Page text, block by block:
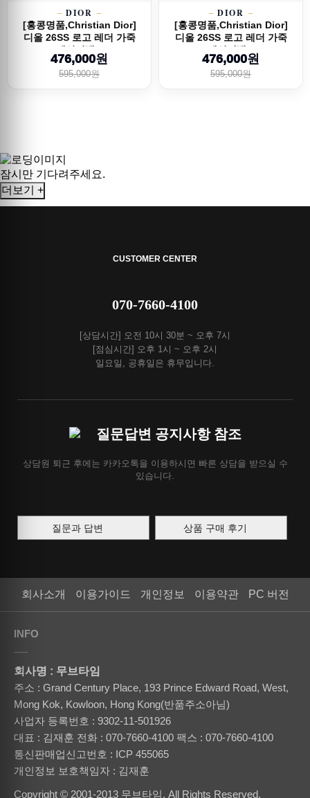
DIOR
[홍콩명품,Christian Dior]
디올 26SS 로고 레더 가죽
메신저백...
476,000원
595,000원
DIOR
[홍콩명품,Christian Dior]
디올 26SS 로고 레더 가죽
메신저백...
476,000원
595,000원
잠시만 기다려주세요.
더보기 +
CUSTOMER CENTER
070-7660-4100
[상담시간] 오전 10시 30분 ~ 오후 7시
[점심시간] 오후 1시 ~ 오후 2시
일요일, 공휴일은 휴무입니다.
질문답변 공지사항 참조
상담원 퇴근 후에는 카카오톡을 이용하시면 빠른 상담을 받으실 수
있습니다.
질문과 답변 상품 구매 후기
회사소개 이용가이드 개인정보 이용약관 PC 버전
INFO
회사명 : 무브타임
주소 : Grand Century Place, 193 Prince Edward Road, West,
Mong Kok, Kowloon, Hong Kong(반품주소아님)
사업자 등록번호 : 9302-11-501926
대표 : 김재훈 전화 : 070-7660-4100 팩스 : 070-7660-4100
통신판매업신고번호 : ICP 455065
개인정보 보호책임자 : 김재훈
Copyright © 2001-2013 무브타임. All Rights Reserved.